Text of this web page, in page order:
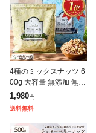
マカダミアナッツ
マンゴー
ミックスナッツ
メロン
レーズン
4種のミックスナッツ 6
00g 大容量 無添加 無塩
有塩選べる ナッツ ラッ
キーミックスナッツ 家
位獲得
1,980円
送料無料